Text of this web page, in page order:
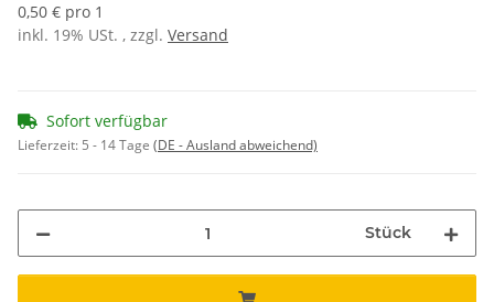
0,50 € pro 1
inkl. 19% USt. , zzgl. Versand
Sofort verfügbar
Lieferzeit: 5 - 14 Tage (DE - Ausland abweichend)
Stück